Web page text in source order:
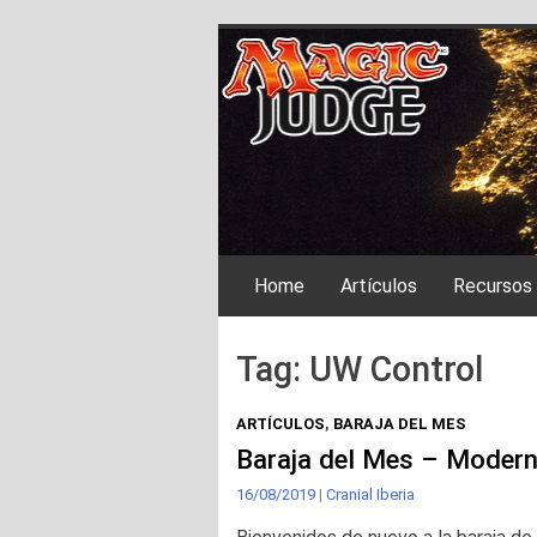
Skip
to
content
Magic Judge
Home Artículos Recursos
Tag: UW Control
ARTÍCULOS, BARAJA DEL MES
Baraja del Mes –
16/08/2019 | Cranial Iberia